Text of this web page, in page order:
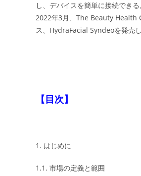
し、デバイスを簡単に接続できる
2022年3月、The Beauty Health
ス、HydraFacial Syndeoを発売
【目次】
1. はじめに
1.1. 市場の定義と範囲